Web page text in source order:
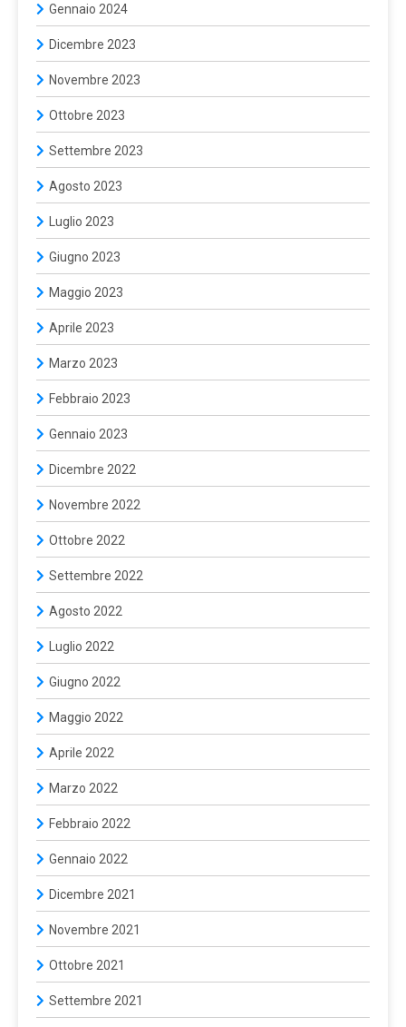
Gennaio 2024
Dicembre 2023
Novembre 2023
Ottobre 2023
Settembre 2023
Agosto 2023
Luglio 2023
Giugno 2023
Maggio 2023
Aprile 2023
Marzo 2023
Febbraio 2023
Gennaio 2023
Dicembre 2022
Novembre 2022
Ottobre 2022
Settembre 2022
Agosto 2022
Luglio 2022
Giugno 2022
Maggio 2022
Aprile 2022
Marzo 2022
Febbraio 2022
Gennaio 2022
Dicembre 2021
Novembre 2021
Ottobre 2021
Settembre 2021